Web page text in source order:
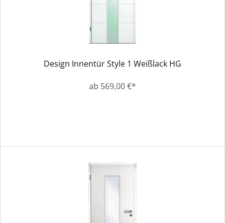
Design Innentür Style 1 Weißlack HG
ab 569,00 €*